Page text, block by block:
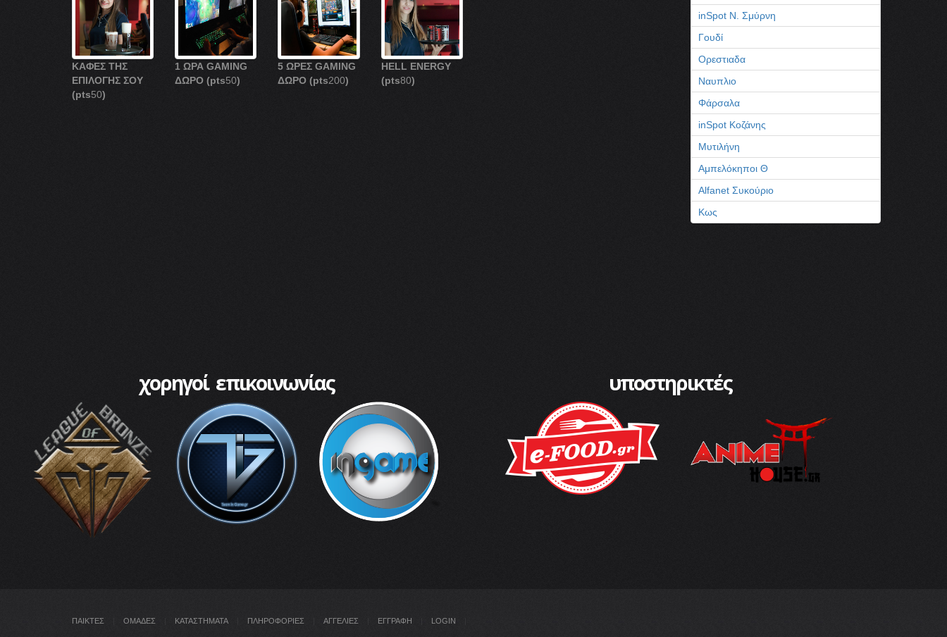
ΚΑΦΕΣ ΤΗΣ
ΕΠΙΛΟΓΗΣ ΣΟΥ
(pts50)
1 ΩΡΑ GAMING
ΔΩΡΟ (pts50)
5 ΩΡΕΣ GAMING
ΔΩΡΟ (pts200)
HELL ENERGY
(pts80)
inSpot Ν. Σμύρνη
Γουδί
Ορεστιαδα
Ναυπλιο
Φάρσαλα
inSpot Κοζάνης
Μυτιλήνη
Αμπελόκηποι Θ
Alfanet Συκούριο
Κως
χορηγοί επικοινωνίας υποστηρικτές
ΠΑΙΚΤΕΣ ΟΜΑΔΕΣ ΚΑΤΑΣΤΗΜΑΤΑ ΠΛΗΡΟΦΟΡΙΕΣ ΑΓΓΕΛΙΕΣ ΕΓΓΡΑΦΗ LOGIN